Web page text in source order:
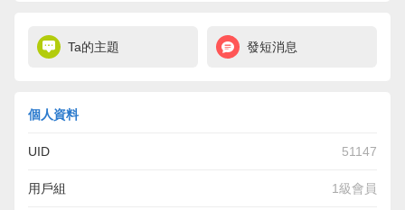
Ta的主題 發短消息
個人資料
UID 51147
用戶組 1級會員